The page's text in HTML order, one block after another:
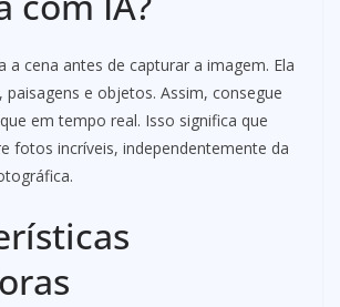
a cena antes de capturar a imagem. Ela
e objetos. Assim, consegue
em tempo real. Isso significa que
fotos incríveis, independentemente da